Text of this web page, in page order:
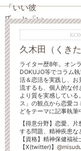
久木田（くき
ライター歴8年。オン
DOKUJO等でコラム
活＆恋活を実践し、
流するも、個人的な
より質を実感してい
ス」の観点から恋愛
どをテーマに記事執筆
【得意分野】恋愛、
する問題、精神疾患な
【資格】精神保健福
【X(twitter)】